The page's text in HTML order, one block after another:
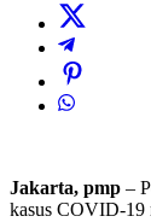
Jakarta, pmp –
kasus COVID-19